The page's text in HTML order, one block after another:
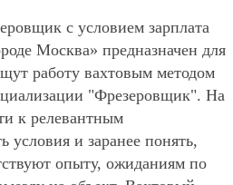
с условием зарплата
Москва» предназначен для
работу вахтовым методом
"Фрезеровщик". На
к релевантным
условия и заранее понять,
опыту, ожиданиям по